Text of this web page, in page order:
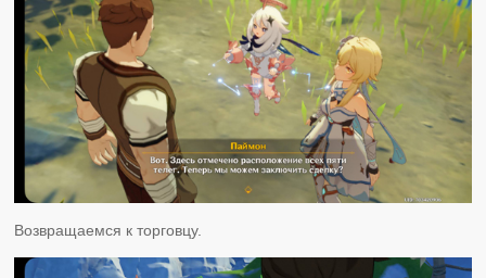
Возвращаемся к торговцу.